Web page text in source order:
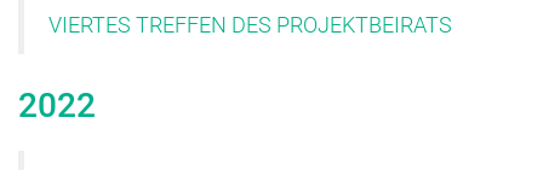
VIERTES TREFFEN DES PROJEKTBEIRATS
2022